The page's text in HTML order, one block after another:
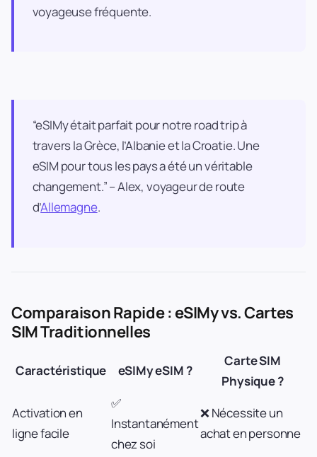
voyageuse fréquente.
“eSIMy était parfait pour notre road trip à
travers la Grèce, l’Albanie et la Croatie. Une
eSIM pour tous les pays a été un véritable
changement.” – Alex, voyageur de route
d’Allemagne.
Comparaison Rapide : eSIMy vs. Cartes
SIM Traditionnelles
Caractéristique eSIMy eSIM ?
Carte SIM
Physique ?
Activation en
ligne facile
✅
Instantanément
chez soi
❌ Nécessite un
achat en personne